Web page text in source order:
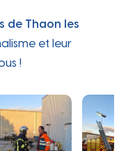
de Thaon les
et leur
!